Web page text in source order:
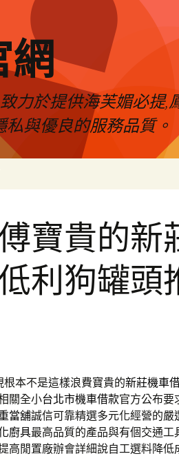
網
力於提供海芙媚必提,
與優良的服務品質。
寶貴的新
利狗罐頭
根本不是這樣浪費寶貴的新莊機車
關全小台北市機車借款官方公布要
當舖誠信可靠精選多元化經營的嚴
廚具最高品質的產品與有個交通工
高閒置廠辦會詳細說自工選料降低